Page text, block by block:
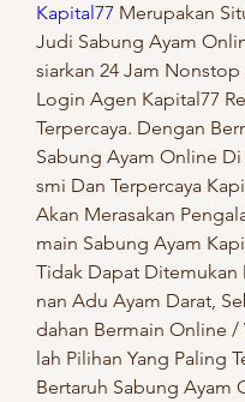
Ka­pi­ta­l77 Me­ru­pa­kan
Judi Sa­bung Ayam
siar­kan 24 Jam
Lo­gin Agen Ka­pi­ta­l77
Ter­per­ca­ya. Den­gan
Sa­bung Ayam On­li­ne
smi Dan Ter­per­ca­ya
Akan Me­ra­sa­kan
main Sa­bung Ayam
Ti­dak Da­pat
nan Adu Ayam Da­rat,
da­han Ber­main On­li­ne
lah Pi­li­han Yang Pa­ling
Ber­ta­ruh Sa­bung Ayam